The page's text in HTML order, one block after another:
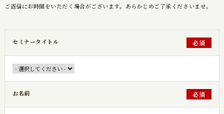
ご返信にお時間をいただく場合がございます。あらかじめご了承くださいませ。
セミナータイトル 必須
お名前 必須